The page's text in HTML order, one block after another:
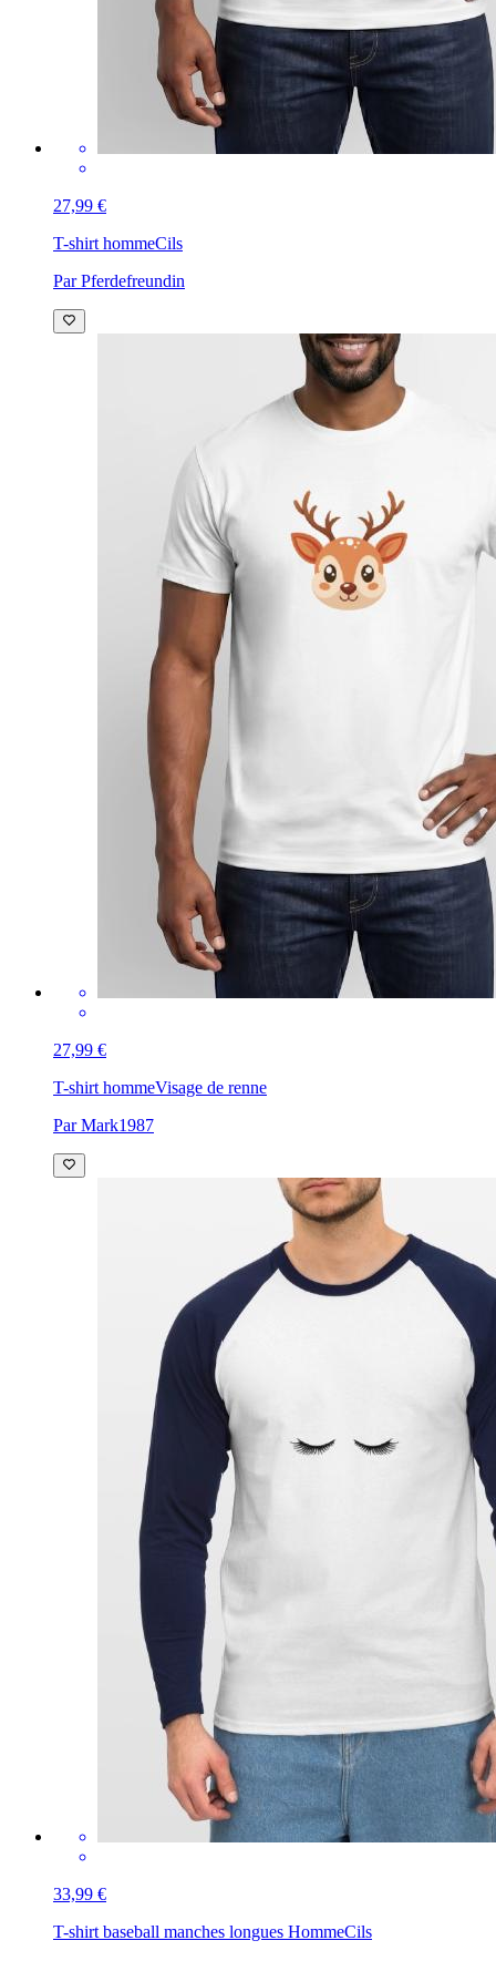
27,99 €
T-shirt hommeCils
Par Pferdefreundin
27,99 €
T-shirt hommeVisage de renne
Par Mark1987
33,99 €
T-shirt baseball manches longues HommeCils